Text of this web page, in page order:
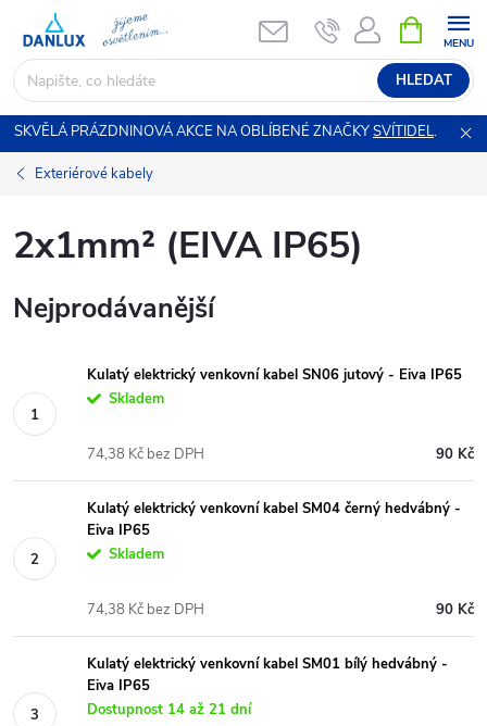
obsah
HLEDAT
NÁKUPNÍ
KOŠÍK
SKVĚLÁ PRÁZDNINOVÁ AKCE NA OBLÍBENÉ ZNAČKYSVÍTIDEL.
Exteriérové kabely
2x1mm² (EIVA IP65)
Nejprodávanější
Kulatý elektrický venkovní kabel SN06 jutový - Eiva IP65
Skladem
90 Kč
74,38 Kč bez DPH
Kulatý elektrický venkovní kabel SM04 černý hedvábný -
Eiva IP65
Skladem
90 Kč
74,38 Kč bez DPH
Kulatý elektrický venkovní kabel SM01 bílý hedvábný -
Eiva IP65
Dostupnost 14 až 21 dní